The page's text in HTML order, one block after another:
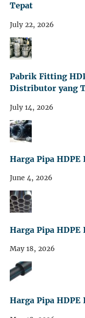
Tepat
July 22, 2026
Pabrik Fitting
Distributor yang
July 14, 2026
Harga Pipa HDPE
June 4, 2026
Harga Pipa HDPE
May 18, 2026
Harga Pipa HDPE